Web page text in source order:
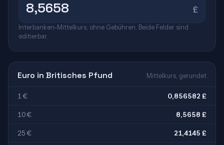
£
Interbanken-Mittelkurs, ohne Gebühren. Beide Felder sind
editierbar.
Euro in Britisches Pfund Mittelkurs, gerundet
1 € 0,856582 £
10 € 8,5658 £
25 € 21,4145 £